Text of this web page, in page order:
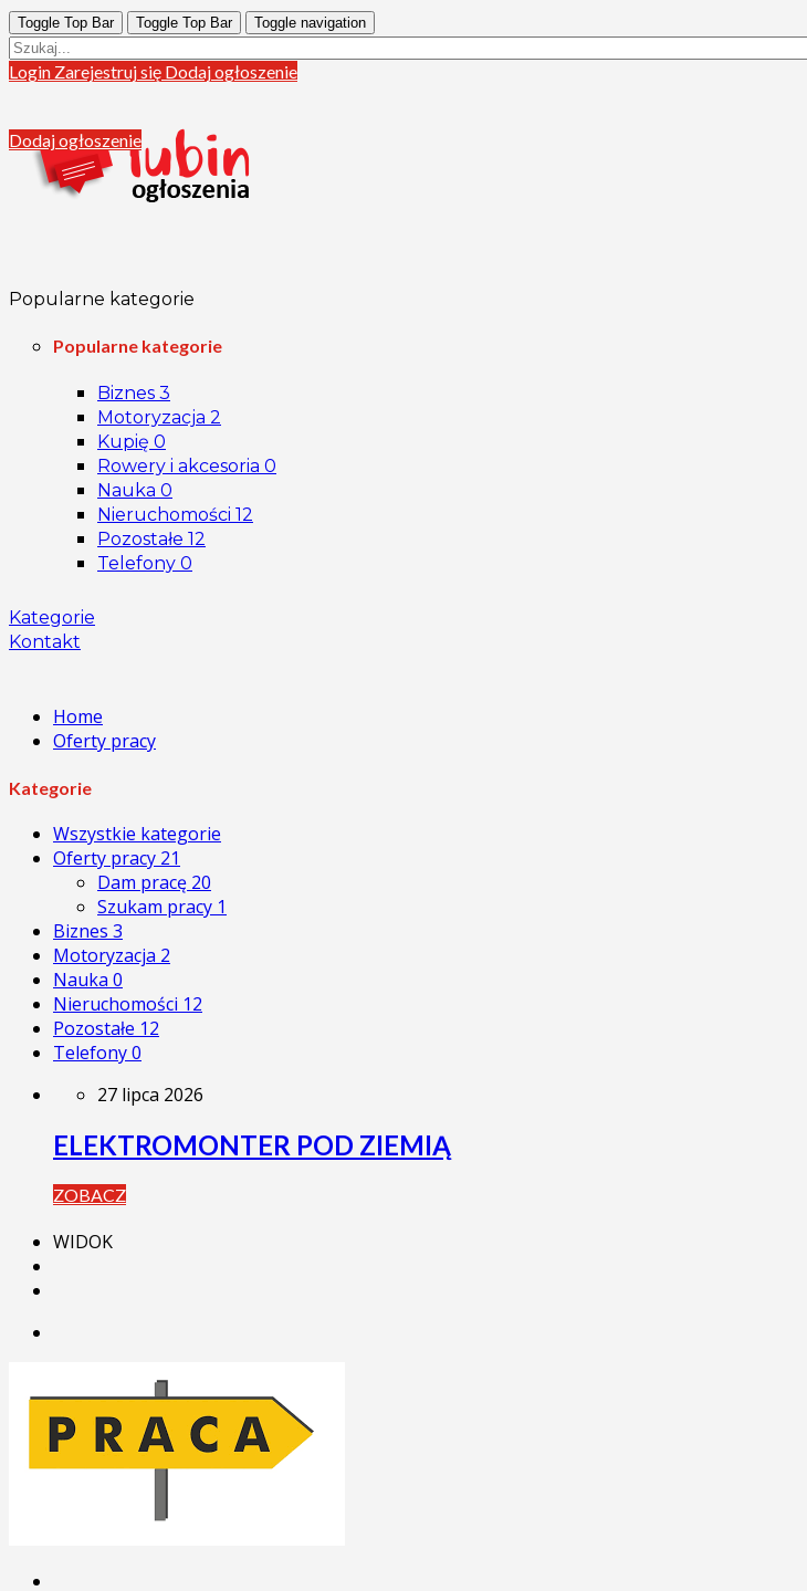
Toggle Top Bar Toggle Top Bar Toggle navigation
Login Zarejestruj się Dodaj ogłoszenie
Dodaj ogłoszenie
Popularne kategorie
Popularne kategorie
Biznes 3
Motoryzacja 2
Kupię 0
Rowery i akcesoria 0
Nauka 0
Nieruchomości 12
Pozostałe 12
Telefony 0
Kategorie
Kontakt
Home
Oferty pracy
Kategorie
Wszystkie kategorie
Oferty pracy 21
Dam pracę 20
Szukam pracy 1
Biznes 3
Motoryzacja 2
Nauka 0
Nieruchomości 12
Pozostałe 12
Telefony0
27 lipca 2026
ELEKTROMONTER POD ZIEMIĄ
ZOBACZ
WIDOK